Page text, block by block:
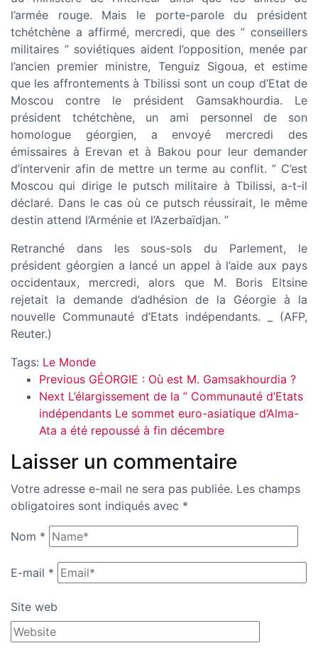
l’armée rouge. Mais le porte-parole du président
tchétchène a affirmé, mercredi, que des ” conseillers
militaires ” soviétiques aident l’opposition, menée par
l’ancien premier ministre, Tenguiz Sigoua, et estime
que les affrontements à Tbilissi sont un coup d’Etat de
Moscou contre le président Gamsakhourdia. Le
président tchétchène, un ami personnel de son
homologue géorgien, a envoyé mercredi des
émissaires à Erevan et à Bakou pour leur demander
d’intervenir afin de mettre un terme au conflit. ” C’est
Moscou qui dirige le putsch militaire à Tbilissi, a-t-il
déclaré. Dans le cas où ce putsch réussirait, le même
destin attend l’Arménie et l’Azerbaïdjan. ”
Retranché dans les sous-sols du Parlement, le
président géorgien a lancé un appel à l’aide aux pays
occidentaux, mercredi, alors que M. Boris Eltsine
rejetait la demande d’adhésion de la Géorgie à la
nouvelle Communauté d’Etats indépendants. _ (AFP,
Reuter.)
Tags: Le Monde
Previous GÉORGIE : Où est M. Gamsakhourdia ?
Next L’élargissement de la ” Communauté d’Etats
indépendants Le sommet euro-asiatique d’Alma-
Ata a été repoussé à fin décembre
Laisser un commentaire
Votre adresse e-mail ne sera pas publiée. Les champs
obligatoires sont indiqués avec *
Nom *
E-mail *
Site web